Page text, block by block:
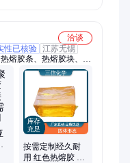
洽谈
性已核验 江苏无锡
熔胶条、热熔胶块、
、热熔胶颗粒
按需定制经久耐
用 红色热熔胶 品